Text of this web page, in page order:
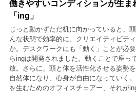
働きやすいコンディションが生ま
「ing」
じっと動かずただ机に向かっていると、
んな状態で効率的に、クリエイティビテ
か。デスクワークにも「動く」ことが必
らingは開発されました。動くことで座っ
放。さらに、頭と体を活性化させる姿勢
自然体になり、心身が自由になっていく
を生むためのオフィスチェアー、それが